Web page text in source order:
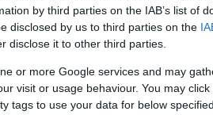
by third parties on the IAB’s list of
disclosed by us to third parties on the
disclose it to other third parties.
or more Google services and may
visit or usage behaviour. You may
tags to use your data for below